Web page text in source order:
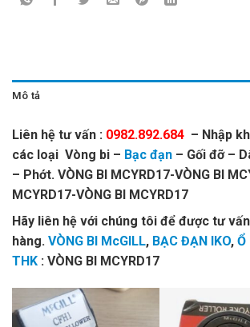
Mô tả
Liên hệ tư vấn : 0982.892.684 – Nhập
các loại Vòng bi – Bạc đạn – Gối đỡ –
– Phớt. VÒNG BI MCYRD17-VÒNG BI
MCYRD17-VÒNG BI MCYRD17
Hãy liên hệ với chúng tôi để được tư
hàng. VÒNG BI McGILL, BẠC ĐẠN IKO, Ổ
THK : VÒNG BI MCYRD17